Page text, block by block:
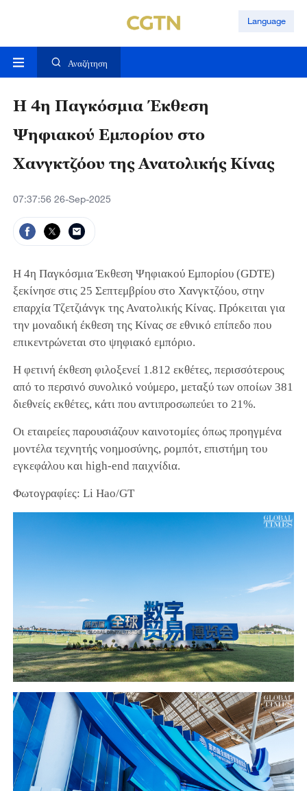
Language
Αναζήτηση
Η 4η Παγκόσμια Έκθεση
Ψηφιακού Εμπορίου στο
Χανγκτζόου της Ανατολικής Κίνας
07:37:56 26-Sep-2025
Η 4η Παγκόσμια Έκθεση Ψηφιακού Εμπορίου (GDTE)
ξεκίνησε στις 25 Σεπτεμβρίου στο Χανγκτζόου, στην
επαρχία Τζετζιάνγκ της Ανατολικής Κίνας. Πρόκειται για
την μοναδική έκθεση της Κίνας σε εθνικό επίπεδο που
επικεντρώνεται στο ψηφιακό εμπόριο.
Η φετινή έκθεση φιλοξενεί 1.812 εκθέτες, περισσότερους
από το περσινό συνολικό νούμερο, μεταξύ των οποίων 381
διεθνείς εκθέτες, κάτι που αντιπροσωπεύει το 21%.
Οι εταιρείες παρουσιάζουν καινοτομίες όπως προηγμένα
μοντέλα τεχνητής νοημοσύνης, ρομπότ, επιστήμη του
εγκεφάλου και high-end παιχνίδια.
Φωτογραφίες: Li Hao/GT